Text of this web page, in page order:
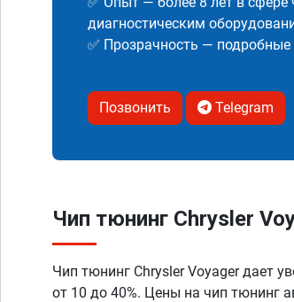
диагностическим
✅ Прозрачность —
Позвонить Telegram
Чип тюнинг Chrysler
Чип тюнинг Chrysler Voyager дает
от 10 до 40%. Цены на чип тюнинг